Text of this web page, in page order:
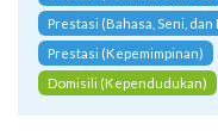
Prestasi (Bahasa, Seni,
Prestasi (Kepemimpinan)
Domisili (Kependudukan)